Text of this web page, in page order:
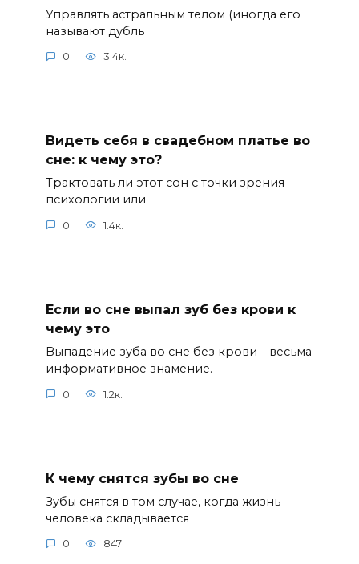
Управлять астральным телом (иногда его
называют дубль
0 3.4к.
Видеть себя в свадебном платье во
сне: к чему это?
Трактовать ли этот сон с точки зрения
психологии или
0 1.4к.
Если во сне выпал зуб без крови к
чему это
Выпадение зуба во сне без крови – весьма
информативное знамение.
0 1.2к.
К чему снятся зубы во сне
Зубы снятся в том случае, когда жизнь
человека складывается
0 847